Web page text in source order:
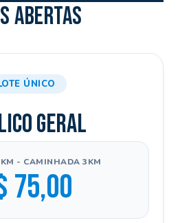
Abertas
ÚNICO
GERAL
- CAMINHADA 3KM
75,00